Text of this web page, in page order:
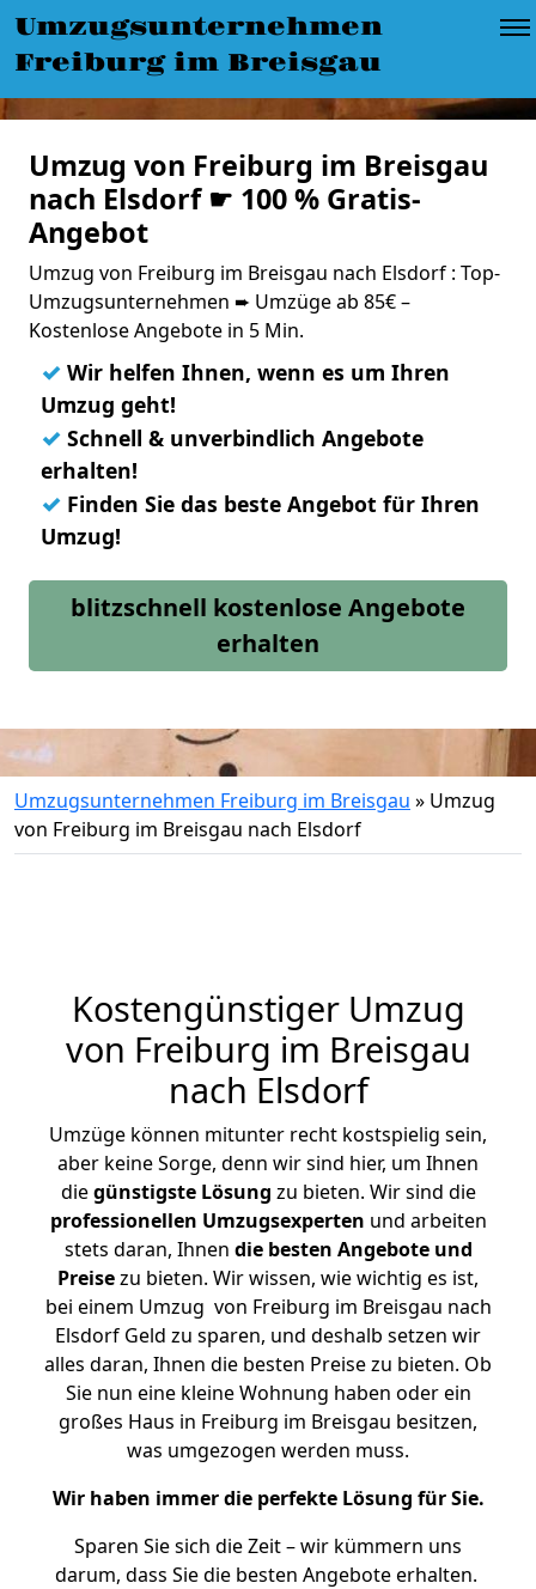
Umzugsunternehmen
Freiburg im Breisgau
Umzug von Freiburg im Breisgau
nach Elsdorf ☛ 100 % Gratis-
Angebot
Umzug von Freiburg im Breisgau nach Elsdorf : Top-
Umzugsunternehmen ➨ Umzüge ab 85€ –
Kostenlose Angebote in 5 Min.
✓ Wir helfen Ihnen, wenn es um Ihren
Umzug geht!
✓ Schnell & unverbindlich Angebote
erhalten!
✓ Finden Sie das beste Angebot für Ihren
Umzug!
blitzschnell kostenlose Angebote
erhalten
Umzugsunternehmen Freiburg im Breisgau » Umzug
von Freiburg im Breisgau nach Elsdorf
Kostengünstiger Umzug
von Freiburg im Breisgau
nach Elsdorf
Umzüge können mitunter recht kostspielig sein,
aber keine Sorge, denn wir sind hier, um Ihnen
diegünstigste Lösung zu bieten. Wir sind die
professionellen Umzugsexperten und arbeiten
stets daran, Ihnen die besten Angebote und
Preisezu bieten. Wir wissen, wie wichtig es ist,
bei einem Umzug von Freiburg im Breisgau nach
Elsdorf Geld zu sparen, und deshalb setzen wir
alles daran, Ihnen die besten Preise zu bieten. Ob
Sie nun eine kleine Wohnung haben oder ein
großes Haus in Freiburg im Breisgau besitzen,
was umgezogen werden muss.
Wir haben immer die perfekte Lösung für Sie.
Sparen Sie sich die Zeit – wir kümmern uns
darum, dass Sie die besten Angebote erhalten.